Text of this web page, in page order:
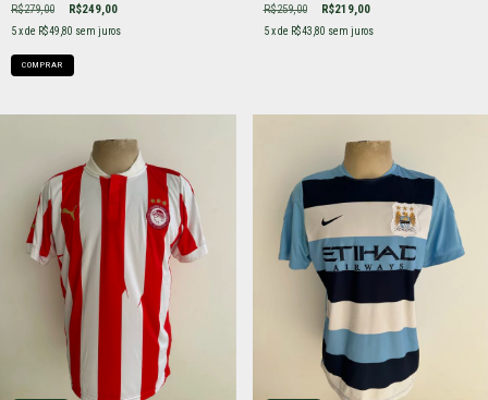
R$279,00 R$249,00
5x de R$49,80 sem juros
COMPRAR
R$259,00 R$219,00
5 x de R$43,80 sem juros